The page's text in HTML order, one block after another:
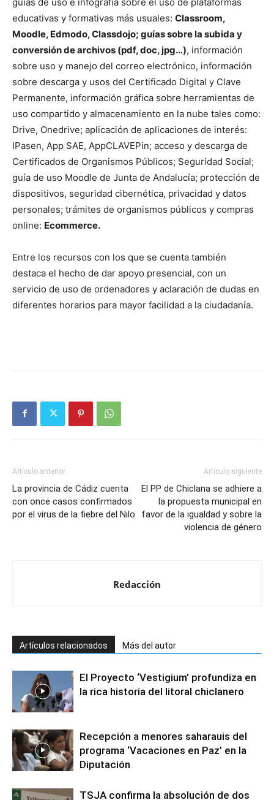
educativas y formativas más usuales: Classroom,
Moodle, Edmodo, Classdojo; guías sobre la subida y
conversión de archivos (pdf, doc, jpg…), información
sobre uso y manejo del correo electrónico, información
sobre descarga y usos del Certificado Digital y Clave
Permanente, información gráfica sobre herramientas de
uso compartido y almacenamiento en la nube tales como:
Drive, Onedrive; aplicación de aplicaciones de interés:
IPasen, App SAE, AppCLAVEPin; acceso y descarga de
Certificados de Organismos Públicos; Seguridad Social;
guía de uso Moodle de Junta de Andalucía; protección de
dispositivos, seguridad cibernética, privacidad y datos
personales; trámites de organismos públicos y compras
online: Ecommerce.
Entre los recursos con los que se cuenta también
destaca el hecho de dar apoyo presencial, con un
servicio de uso de ordenadores y aclaración de dudas en
diferentes horarios para mayor facilidad a la ciudadanía.
Artículo anterior
La provincia de Cádiz cuenta
con once casos confirmados
por el virus de la fiebre del Nilo
Artículo siguiente
El PP de Chiclana se adhiere a
la propuesta municipal en
favor de la igualdad y sobre la
violencia de género
Redacción
Artículos relacionados Más del autor
El Proyecto ‘Vestigium’ profundiza en
la rica historia del litoral chiclanero
Recepción a menores saharauis del
programa ‘Vacaciones en Paz’ en la
Diputación
TSJA confirma la absolución de dos